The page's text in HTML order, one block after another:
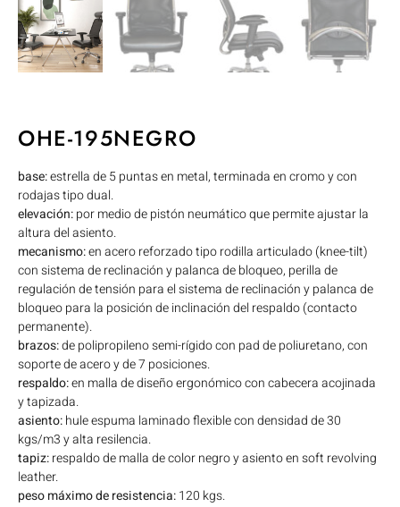
OHE-195NEGRO
base:estrella de 5 puntas en metal, terminada en cromo y con
rodajas tipo dual.
elevación:por medio de pistón neumático que permite ajustar la
altura del asiento.
mecanismo:en acero reforzado tipo rodilla articulado (knee-tilt)
con sistema de reclinación y palanca de bloqueo, perilla de
regulación de tensión para el sistema de reclinación y palanca de
bloqueo para la posición de inclinación del respaldo (contacto
permanente).
brazos:de polipropileno semi-rígido con pad de poliuretano, con
soporte de acero y de 7 posiciones.
respaldo:en malla de diseño ergonómico con cabecera acojinada
y tapizada.
asiento:hule espuma laminado flexible con densidad de 30
kgs/m3 y alta resilencia.
tapiz:respaldo de malla de color negro y asiento en soft revolving
leather.
peso máximo de resistencia:120 kgs.